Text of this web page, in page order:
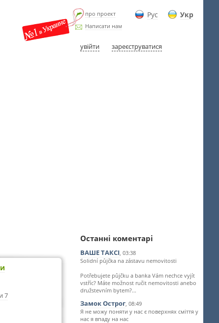
Рус Укр
про проект
Написати нам
увійти зареєструватися
7
Останні коментарі
ВАШЕ ТАКСІ, 03:38
Solidní půjčka na zástavu nemovitosti
Potřebujete půjčku a banka Vám nechce vyjít
vstříc? Máte možnost ručit nemovitosti anebo
družstevním bytem?...
Замок Острог, 08:49
Я не можу поняти у нас є поверхнях сміття у
нас я впаду на нас